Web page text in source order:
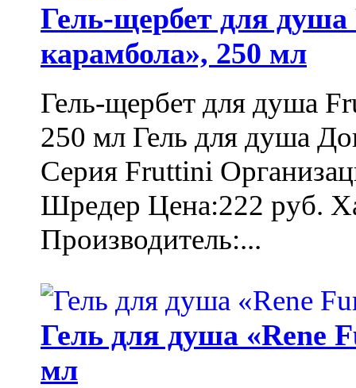
Гель-щербет для
карамбола», 250 мл
Гель-щербет для душа
250 мл Гель для душа
Серия Fruttini
Шредер Цена:222 руб.
Производитель:...
Гель для душа «Rene
мл